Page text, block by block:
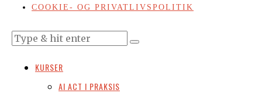
COOKIE- OG PRIVATLIVSPOLITIK
KURSER
AI ACT I PRAKSIS